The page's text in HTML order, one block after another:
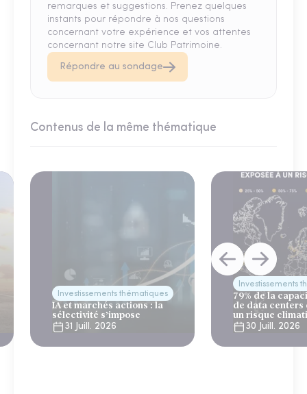
remarques et suggestions. Prenez quelques
instants pour répondre à nos questions
concernant votre expérience et vos attentes
concernant notre site Club Patrimoine.
Répondre au sondage
Contenus de la même thématique
Investissements thématiques
IA et marchés actions : la
sélectivité s’impose
31 Juill. 2026
Investissements
79% de la
de data centers
un risque
30 Juill. 2026